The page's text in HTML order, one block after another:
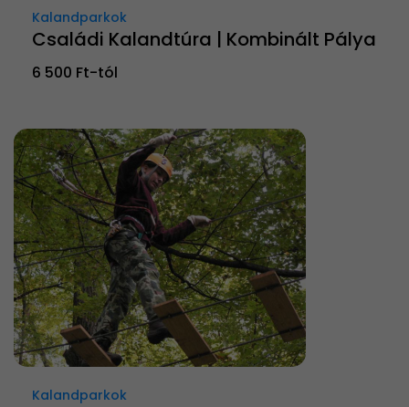
Kalandparkok
Családi Kalandtúra | Kombinált Pálya
6 500 Ft-tól
Kalandparkok